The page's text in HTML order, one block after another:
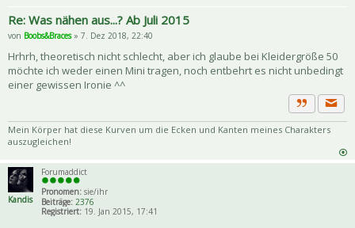
Re: Was nähen aus...? Ab Juli 2015
von Boobs&Braces» 7. Dez 2018, 22:40
Hrhrh, theoretisch nicht schlecht, aber ich glaube bei Kleidergröße 50
möchte ich weder einen Mini tragen, noch entbehrt es nicht unbedingt
einer gewissen Ironie ^^
Zitat
Mein Körper hat diese Kurven um die Ecken und Kanten meines Charakters
auszugleichen!
Kandis
Forumaddict
Pronomen: sie/ihr
Beiträge: 2376
Registriert: 19. Jan 2015, 17:41